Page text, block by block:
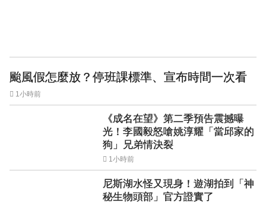
颱風假怎麼放？停班課標準、宣布時間一次看
1小時前
《成名在望》第二季預告震撼曝
光！李國毅怒嗆姚淳耀「當邱家的
狗」兄弟情決裂
1小時前
尼斯湖水怪又現身！遊湖拍到「神
秘生物頭部」官方證實了